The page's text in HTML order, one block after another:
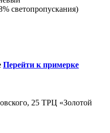
светопропускания)
Перейти к примерке
25 ТРЦ «Золотой